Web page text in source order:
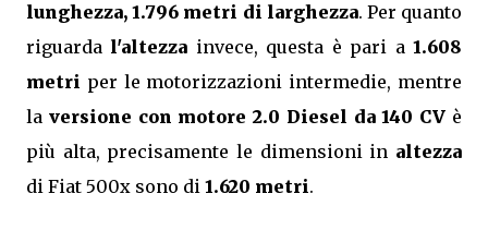
lunghezza, 1.796 metri di larghezza. Per quanto
riguarda l'altezza invece, questa è pari a1.608
metri per le motorizzazioni intermedie, mentre
la versione con motore 2.0 Diesel da 140 CV è
più alta, precisamente le dimensioni in altezza
di Fiat 500x sono di 1.620 metri.